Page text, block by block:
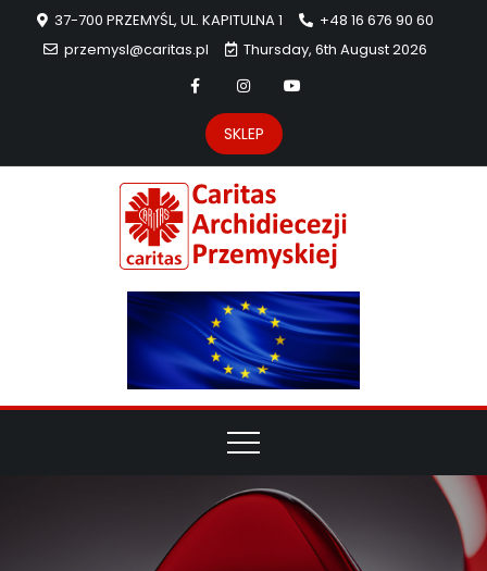
37-700 PRZEMYŚL, UL. KAPITULNA 1
+48 16 676 90 60
przemysl@caritas.pl
Thursday, 6th August 2026
SKLEP